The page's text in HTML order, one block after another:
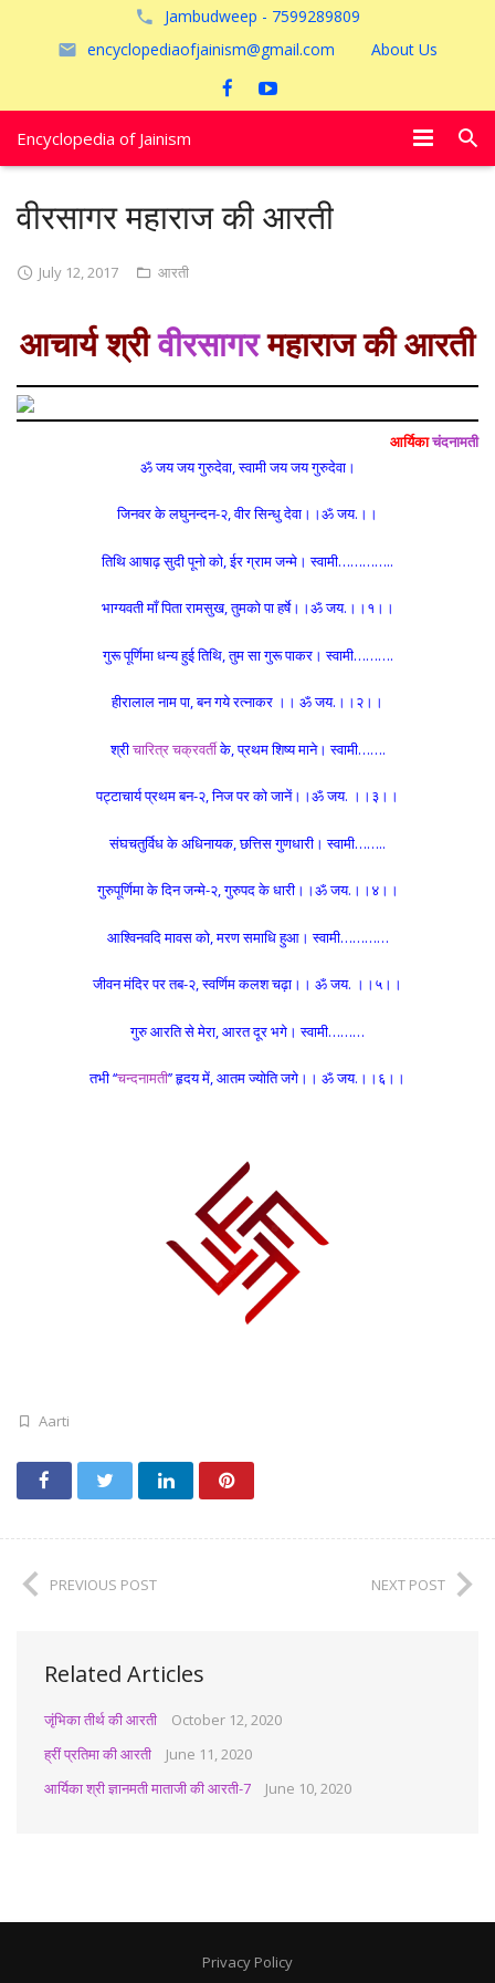
Jambudweep - 7599289809
encyclopediaofjainism@gmail.com
About Us
Encyclopedia of Jainism
अयोध्या
वीरसागर महाराज की आरती
July 12, 2017 आरती
आचार्य श्रीवीरसागरमहाराज की आरती
आर्यिकाचंदनामती
ॐ जय जय गुरुदेवा, स्वामी जय जय गुरुदेवा।
जिनवर के लघुनन्दन-२, वीर सिन्धु देवा।।ॐ जय.।।
तिथि आषाढ़ सुदी पूनो को, ईर ग्राम जन्मे। स्वामी…………..
भाग्यवती माँ पिता रामसुख, तुमको पा हर्षे।।ॐ जय.।।१।।
गुरू पूर्णिमा धन्य हुई तिथि, तुम सा गुरू पाकर। स्वामी……….
हीरालाल नाम पा, बन गये रत्नाकर ।। ॐ जय.।।२।।
श्रीचारित्र चक्रवर्तीके, प्रथम शिष्य माने। स्वामी…….
पट्टाचार्य प्रथम बन-२, निज पर को जानें।।ॐ जय. ।।३।।
संघचतुर्विध के अधिनायक, छत्तिस गुणधारी। स्वामी……..
गुरुपूर्णिमा के दिन जन्मे-२, गुरुपद के धारी।।ॐ जय.।।४।।
आश्विनवदि मावस को, मरण समाधि हुआ। स्वामी…………
जीवन मंदिर पर तब-२, स्वर्णिम कलश चढ़ा।। ॐ जय. ।।५।।
गुरु आरति से मेरा, आरत दूर भगे। स्वामी………
तभी ‘‘चन्दनामती’’ हृदय में, आतम ज्योति जगे।। ॐ जय.।।६।।
Aarti
PREVIOUS POST NEXT POST
Related Articles
जृंभिका तीर्थ की आरती
October 12, 2020
ह्रीं प्रतिमा की आरती
June 11, 2020
आर्यिका श्री ज्ञानमती माताजी की आरती-7
June 10, 2020
Privacy Policy